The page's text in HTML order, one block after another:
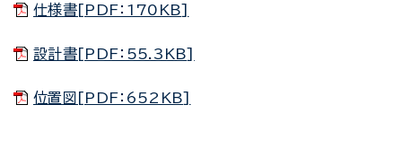
仕様書[PDF：170KB]
設計書[PDF：55.3KB]
位置図[PDF：652KB]